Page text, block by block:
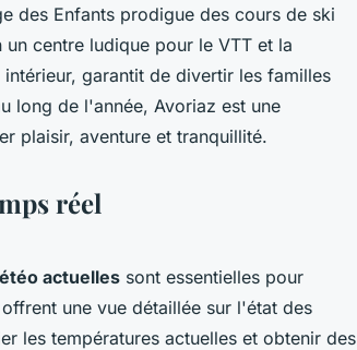
des Enfants prodigue des cours de ski
centre ludique pour le VTT et la
garantit de divertir les familles
long de l'année, Avoriaz est une
plaisir, aventure et tranquillité.
réel
actuelles sont essentielles pour
une vue détaillée sur l'état des
les températures actuelles et obtenir des